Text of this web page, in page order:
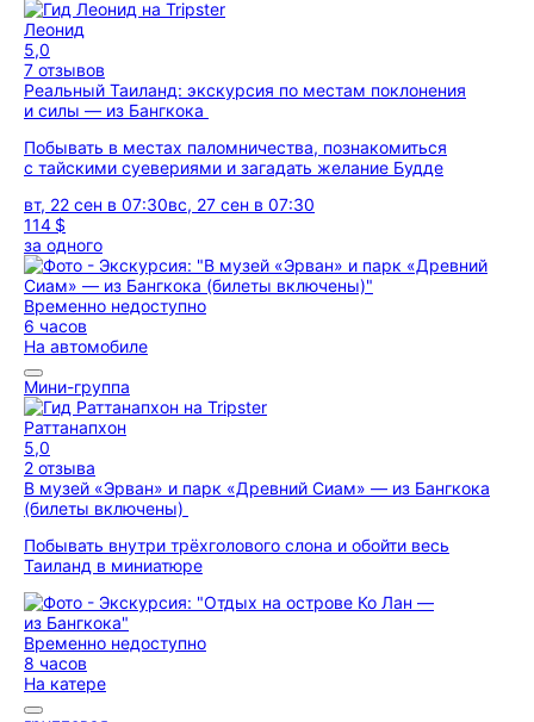
Леонид
5,0
7 отзывов
Реальный Таиланд: экскурсия по местам поклонения
и силы — из Бангкока
Побывать в местах паломничества, познакомиться
с тайскими суевериями и загадать желание Будде
вт, 22 сен в 07:30вс, 27 сен в 07:30
114 $
за одного
Временно недоступно
6 часов
На автомобиле
Мини-группа
Раттанапхон
5,0
2 отзыва
В музей «Эрван» и парк «Древний Сиам» — из Бангкока
(билеты включены)
Побывать внутри трёхголового слона и обойти весь
Таиланд в миниатюре
Временно недоступно
8 часов
На катере